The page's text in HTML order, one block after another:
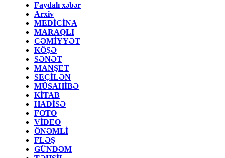
Faydalı xəbər
Arxiv
MEDİCİNA
MARAQLI
CƏMİYYƏT
KÖŞƏ
SƏNƏT
MANŞET
SEÇİLƏN
MÜSAHİBƏ
KİTAB
HADİSƏ
FOTO
VİDEO
ÖNƏMLİ
FLƏŞ
GÜNDƏM